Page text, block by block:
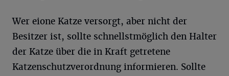
Wer eione Katze versorgt, aber nicht der
Besitzer ist, sollte schnellstmöglich den Halter
der Katze über die in Kraft getretene
Katzenschutzverordnung informieren. Sollte